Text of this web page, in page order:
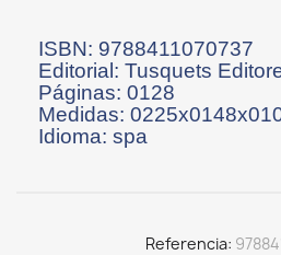
ISBN: 9788411070737
Editorial: Tusquets
Páginas: 0128
Medidas:
Idioma: spa
Referencia